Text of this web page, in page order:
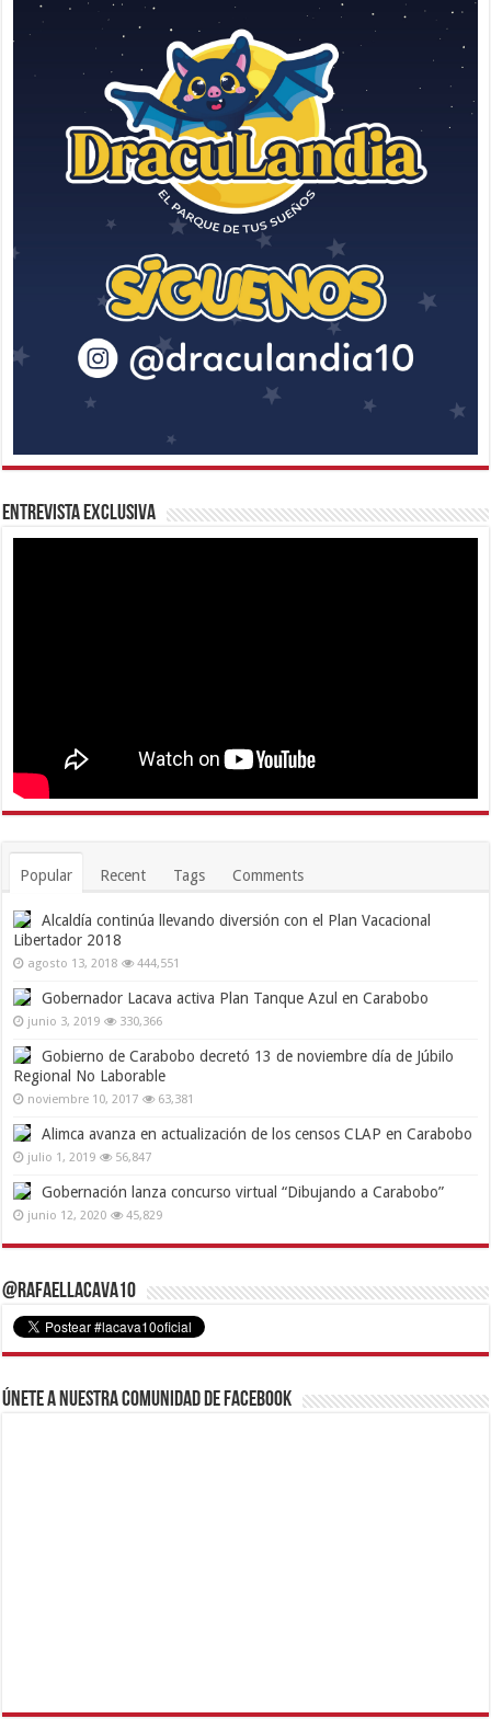
Entrevista Exclusiva
Popular Recent Tags Comments
Alcaldía continúa llevando diversión con el Plan Vacacional
Libertador 2018
agosto 13, 2018 444,551
Gobernador Lacava activa Plan Tanque Azul en Carabobo
junio 3, 2019 330,366
Gobierno de Carabobo decretó 13 de noviembre día de Júbilo
Regional No Laborable
noviembre 10, 2017 63,381
Alimca avanza en actualización de los censos CLAP en Carabobo
julio 1, 2019 56,847
Gobernación lanza concurso virtual “Dibujando a Carabobo”
junio 12, 2020 45,829
@RafaelLacava10
Únete a nuestra comunidad de Facebook